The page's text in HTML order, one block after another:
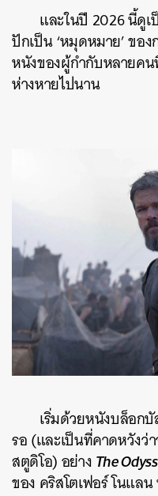
และในปี 2026 นี้ดู
ปักเป็น ‘หมุดหมาย’ ขอ
หนังของผู้กำกับหลายค
ห่างหายไปนาน
เริ่มด้วยหนังบล็อกบั
รอ (และเป็นที่คาดหวังว่
สตูดิโอ) อย่างThe
ของ คริสโตเฟอร์ โนแล